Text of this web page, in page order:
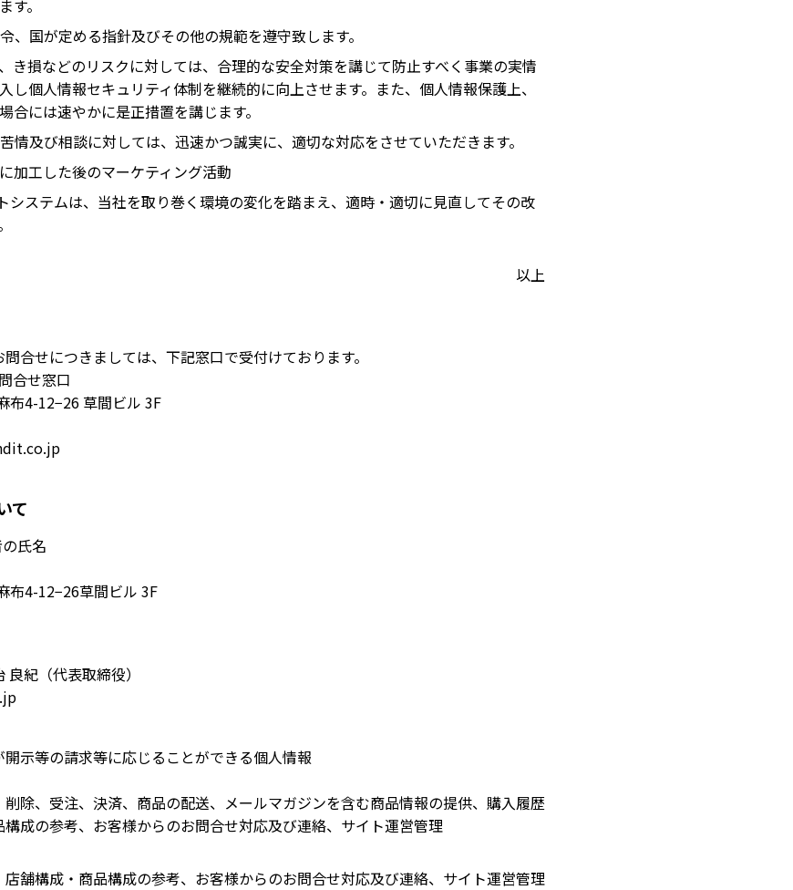
す。
、国が定める指針及びその他の規範を遵守致します。
き損などのリスクに対しては、合理的な安全対策を講じて防止すべく事業の実情
し個人情報セキュリティ体制を継続的に向上させます。また、個人情報保護上、
合には速やかに是正措置を講じます。
情及び相談に対しては、迅速かつ誠実に、適切な対応をさせていただきます。
加工した後のマーケティング活動
システムは、当社を取り巻く環境の変化を踏まえ、適時・適切に見直してその改
以上
合せにつきましては、下記窓口で受付けております。
合せ窓口
4-12−26 草間ビル 3F
て
氏名
布4-12−26草間ビル 3F
紀（代表取締役）
示等の請求等に応じることができる個人情報
除、受注、決済、商品の配送、メールマガジンを含む商品情報の提供、購入履歴
成の参考、お客様からのお問合せ対応及び連絡、サイト運営管理
舗構成・商品構成の参考、お客様からのお問合せ対応及び連絡、サイト運営管理